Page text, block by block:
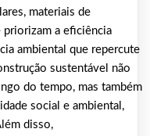
materiais de
a eficiência
ambiental que repercute
sustentável não
do tempo, mas também
social e ambiental,
disso,